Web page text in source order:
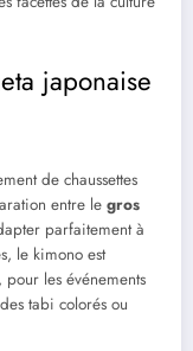
japonaise
de chaussettes
entre le gros
parfaitement à
le kimono est
pour les événements
tabi colorés ou